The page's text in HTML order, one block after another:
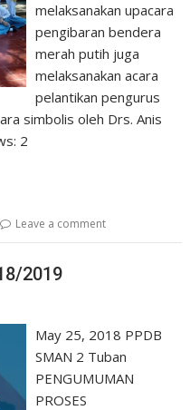
melaksanakan upacara
pengibaran bendera
merah putih juga
melaksanakan acara
pelantikan pengurus
simbolis oleh Drs. Anis
2
Leave a comment
2019
May 25, 2018 PPDB
SMAN 2 Tuban
PENGUMUMAN
PROSES